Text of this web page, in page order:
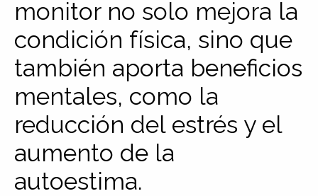
monitor no solo mejora la
condición física, sino que
también aporta beneficios
mentales, como la
reducción del estrés y el
aumento de la
autoestima.